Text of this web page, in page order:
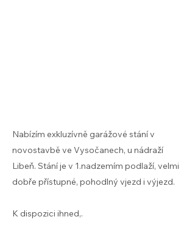
Nabízím exkluzívně garážové stání v
novostavbě ve Vysočanech, u nádraží
Libeň. Stání je v 1.nadzemím podlaží, velmi
dobře přístupné, pohodlný vjezd i výjezd.
K dispozici ihned,.